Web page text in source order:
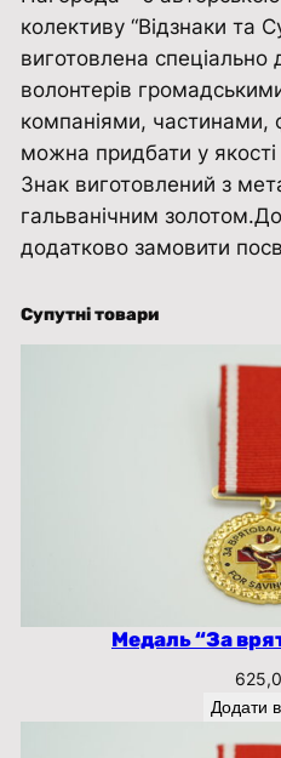
а
к
о
л
о
д
ц
і
о
л
а
и
колективу “Відзнаки та
виготовлена
волонтерів
компаніями,
можна придбати у якості
Знак виготовлений з
гальванічним
додатково замовити
Супутні товари
Медаль “За
Додати